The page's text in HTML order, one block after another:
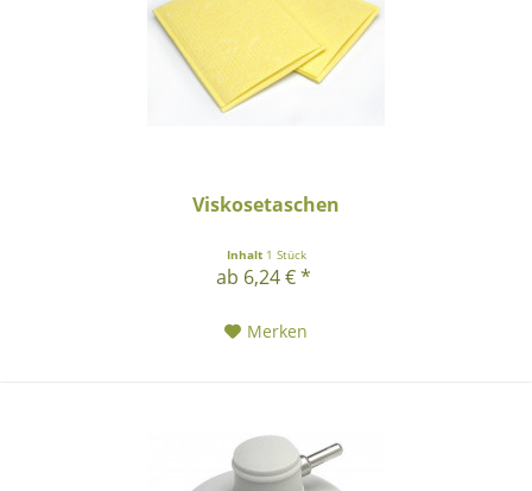
Viskosetaschen
Inhalt 1 Stück
ab 6,24 € *
Merken